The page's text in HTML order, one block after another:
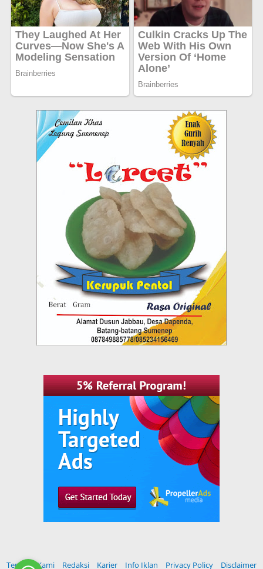
Tentang Kami Redaksi Karier Info Iklan Privacy Policy Disclaimer